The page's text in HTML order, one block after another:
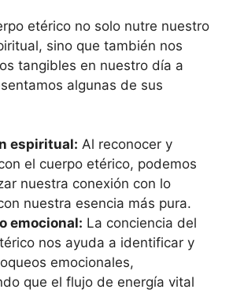
etérico no solo nutre nuestro
sino que también nos
tangibles en nuestro día a
algunas de sus
espiritual: Al reconocer y
el cuerpo etérico, podemos
nuestra conexión con lo
nuestra esencia más pura.
emocional: La conciencia del
nos ayuda a identificar y
emocionales,
que el flujo de energía vital